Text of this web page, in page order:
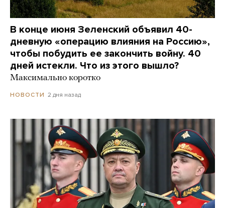
В конце июня Зеленский объявил 40-
дневную «операцию влияния на Россию»,
чтобы побудить ее закончить войну. 40
дней истекли. Что из этого вышло?
Максимально коротко
НОВОСТИ 2 дня назад